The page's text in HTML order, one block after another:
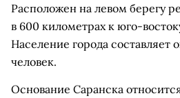
Расположен на левом берегу
в 600 километрах к юго-
Население города составляет
человек.
Основание Саранска относится